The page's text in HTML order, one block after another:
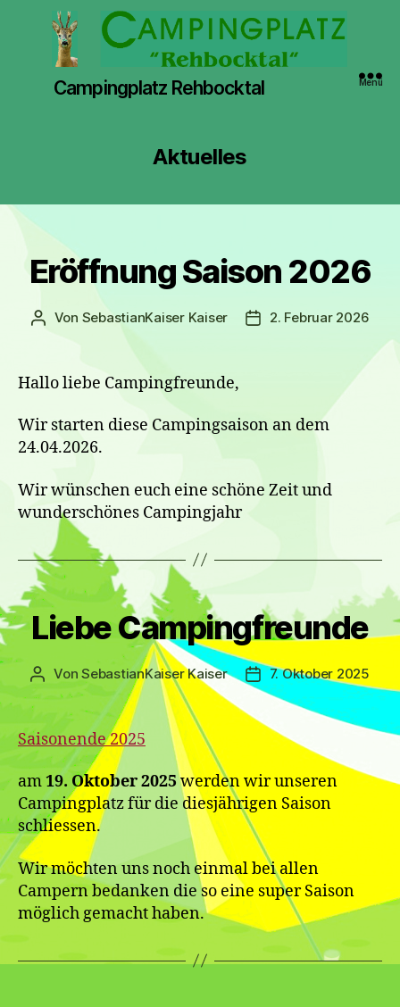
Campingplatz Rehbocktal Menü
Aktuelles
Eröffnung Saison 2026
Beitragsautor
Von SebastianKaiser Kaiser 2. Februar 2026
Hallo liebe Campingfreunde,
Wir starten diese Campingsaison an dem
24.04.2026.
Wir wünschen euch eine schöne Zeit und
wunderschönes Campingjahr
Kategorien
Liebe Campingfreunde
Beitragsautor
VonSebastianKaiser Kaiser 7. Oktober 2025
Saisonende 2025
am19. Oktober2025werden wir unseren
Campingplatz für die diesjährigen Saison
schliessen.
Wir möchten uns noch einmal bei allen
Campern bedanken die so eine super Saison
möglich gemacht haben.